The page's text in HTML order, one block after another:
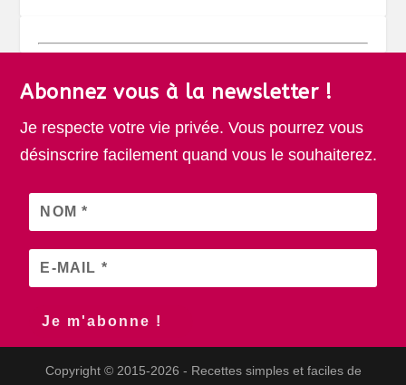
Abonnez vous à la newsletter !
Je respecte votre vie privée. Vous pourrez vous
désinscrire facilement quand vous le souhaiterez.
Copyright © 2015-2026 - Recettes simples et faciles de